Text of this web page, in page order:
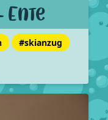
Ente
#skianzug